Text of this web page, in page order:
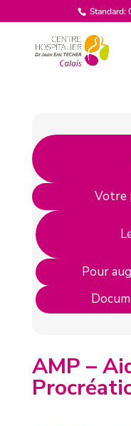
Standard:
Votre
Pour
AMP –